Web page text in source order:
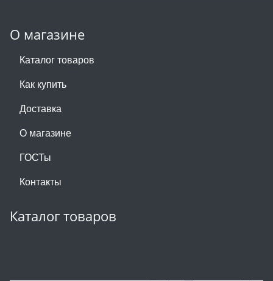
О магазине
Каталог товаров
Как купить
Доставка
О магазине
ГОСТы
Контакты
Каталог товаров